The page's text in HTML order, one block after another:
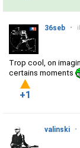
36seb •
Trop cool, on
certains moments
+1
valinski •